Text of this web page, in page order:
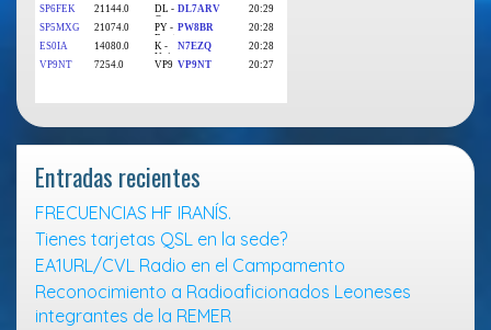
Entradas recientes
FRECUENCIAS HF IRANÍS.
Tienes tarjetas QSL en la sede?
EA1URL/CVL Radio en el Campamento
Reconocimiento a Radioaficionados Leoneses
integrantes de la REMER